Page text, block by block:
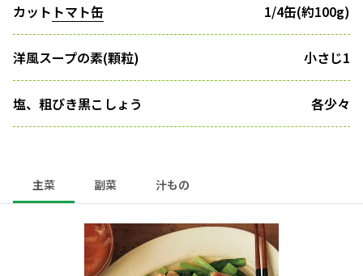
カット トマト缶 1/4缶(約100g)
洋風スープの素(顆粒) 小さじ1
塩、粗びき黒こしょう 各少々
主菜 副菜 汁もの